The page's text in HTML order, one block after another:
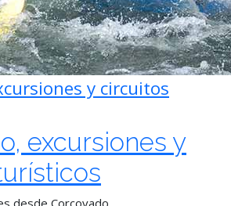
y circuitos
excursiones y
desde Corcovado